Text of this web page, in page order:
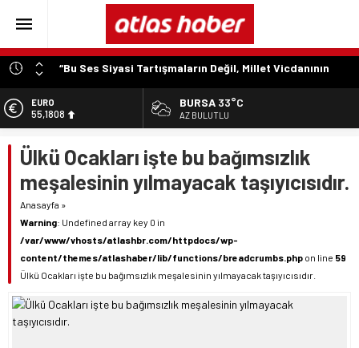
“Bu Ses Siyasi Tartışmaların Değil, Millet Vicdanının
Konusudur”
Özer Matlı’dan Bursa Ekonomisinin Kalbine Çıkarma
“Aynı Düzenleme Neden Emeklilere Uygulanmadı?”
“Engelli Emekliliğinde Kazanılmış Haklar Korunmalı,
Belirsizlikler Son Bulmalı”
“Engelliler Bu Ülkede Başarıyı Kimsenin Lütfuyla Değil,
İğneyle Kuyu Kazarak Kazanıyor”
EURO
55,1808
6.662,82
BİST
13.779,39
DOLAR
BURSA 33°C
AZ BULUTLU
Ülkü Ocakları işte bu bağımsızlık
meşalesinin yılmayacak taşıyıcısıdır.
Anasayfa »
Warning: Undefined array key 0 in
/var/www/vhosts/atlashbr.com/httpdocs/wp-
content/themes/atlashaber/lib/functions/breadcrumbs.php on line 59
Ülkü Ocakları işte bu bağımsızlık meşalesinin yılmayacak taşıyıcısıdır.